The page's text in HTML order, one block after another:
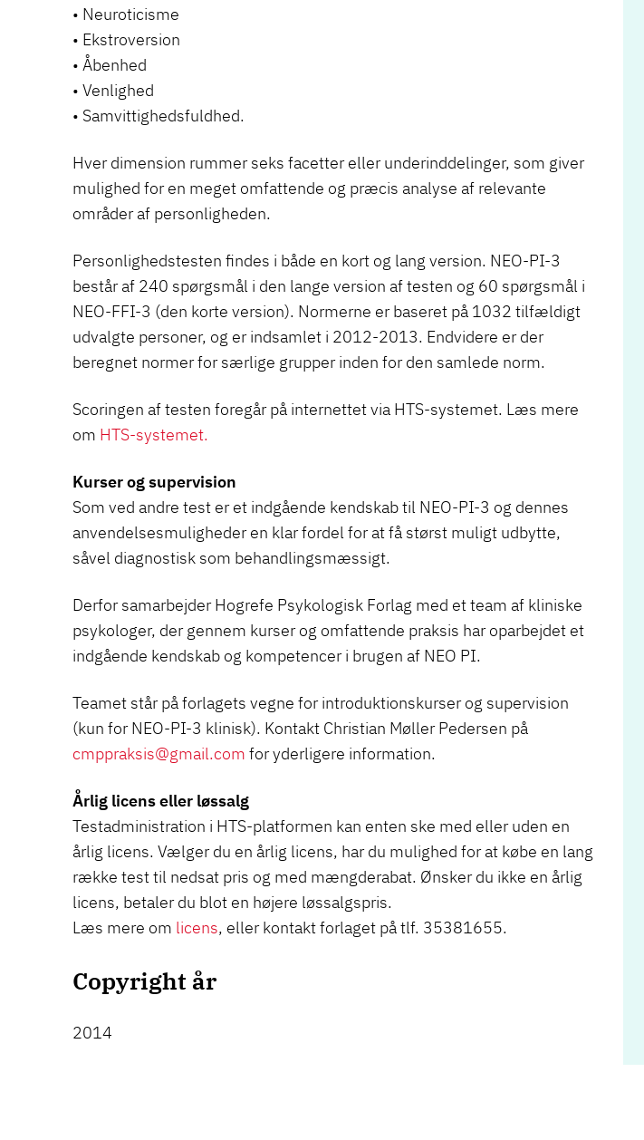
• Neuroticisme
• Ekstroversion
• Åbenhed
• Venlighed
• Samvittighedsfuldhed.
Hver dimension rummer seks facetter eller underinddelinger, som giver
mulighed for en meget omfattende og præcis analyse af relevante
områder af personligheden.
Personlighedstesten findes i både en kort og lang version. NEO-PI-3
består af 240 spørgsmål i den lange version af testen og 60 spørgsmål i
NEO-FFI-3 (den korte version). Normerne er baseret på 1032 tilfældigt
udvalgte personer, og er indsamlet i 2012-2013. Endvidere er der
beregnet normer for særlige grupper inden for den samlede norm.
Scoringen af testen foregår på internettet via HTS-systemet. Læs mere
om HTS-systemet.
Kurser og supervision
Som ved andre test er et indgående kendskab til NEO-PI-3 og dennes
anvendelsesmuligheder en klar fordel for at få størst muligt udbytte,
såvel diagnostisk som behandlingsmæssigt.
Derfor samarbejder Hogrefe Psykologisk Forlag med et team af kliniske
psykologer, der gennem kurser og omfattende praksis har oparbejdet et
indgående kendskab og kompetencer i brugen af NEO PI.
Teamet står på forlagets vegne for introduktionskurser og supervision
(kun for NEO-PI-3 klinisk). Kontakt Christian Møller Pedersen på
cmppraksis@gmail.com for yderligere information.
Årlig licens eller løssalg
Testadministration i HTS-platformen kan enten ske med eller uden en
årlig licens. Vælger du en årlig licens, har du mulighed for at købe en lang
række test til nedsat pris og med mængderabat. Ønsker du ikke en årlig
licens, betaler du blot en højere løssalgspris.
Læs mere om licens, eller kontakt forlaget på tlf. 35381655.
Copyright år
2014